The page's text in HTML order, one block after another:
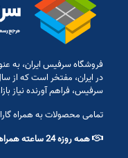
فروشگاه سرفیس ایران، به
سرفیس، فراهم آورنده نیاز
تمامی محصولات به همراه گارانتی 12 ماهه
همه روزه 24 ساعته همراهتیم